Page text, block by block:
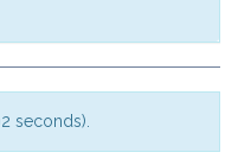
seconds).